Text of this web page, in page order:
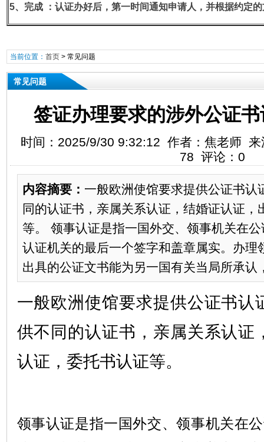
5、完成：认证办好后，第一时间通知申请人，并根据约定
当前位置： 首页> 常见问题
常见问题
签证办理要求的涉外公证
时间：2025/9/30 9:32:12 作者：焦老师
78 评论：0
内容摘要： 一般欧洲使馆要求提供公证书认
同的认证书，亲属关系认证，结婚证认证，
等。 领事认证是指一国外交、领事机关在
认证机关的最后一个签字和盖章属实。办理
出具的公证文书能为另一国有关当局所承认
一般欧洲使馆要求提供公证书认
供不同的认证书，亲属关系认证
认证，委托书认证等。
领事认证是指一国外交、领事机关在